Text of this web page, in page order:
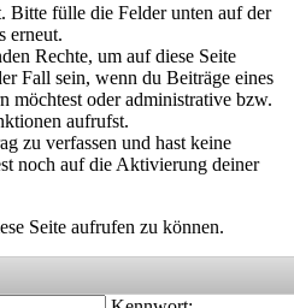
Bitte fülle die Felder unten auf der
erneut.
Rechte, um auf diese Seite
Fall sein, wenn du Beiträge eines
möchtest oder administrative bzw.
aufrufst.
zu verfassen und hast keine
noch auf die Aktivierung deiner
Seite aufrufen zu können.